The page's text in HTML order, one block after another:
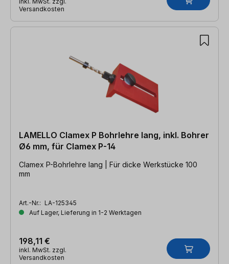
Versandkosten
LAMELLO Clamex P Bohrlehre lang, inkl. Bohrer
Ø6 mm, für Clamex P-14
Clamex P-Bohrlehre lang | Für dicke Werkstücke 100
mm
Art.-Nr.: LA-125345
Auf Lager, Lieferung in 1-2 Werktagen
198,11 €
inkl. MwSt. zzgl.
Versandkosten